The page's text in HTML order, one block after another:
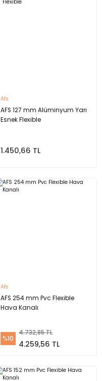
Afs
AFS 127 mm Alüminyum Yarı
Esnek Flexible
1.450,66 TL
Afs
AFS 254 mm Pvc Flexible
Hava Kanalı
%10
4.732,85 TL
4.259,56 TL